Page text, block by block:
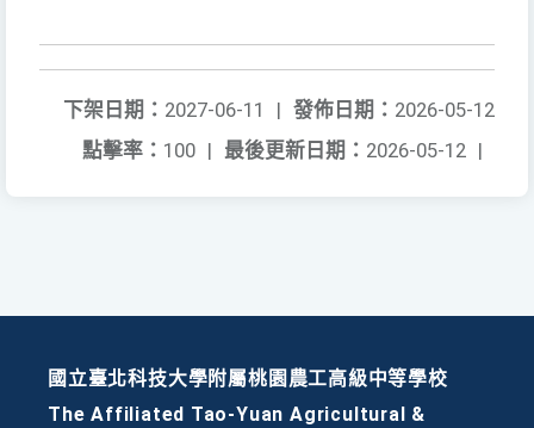
發佈日期： 2026-05-12
下架日期： 2027-06-11
|
最後更新日期： 2026-05-12 |
點擊率： 100 |
國立臺北科技大學附屬桃園農工高級中等學校
The Affiliated Tao-Yuan Agricultural &